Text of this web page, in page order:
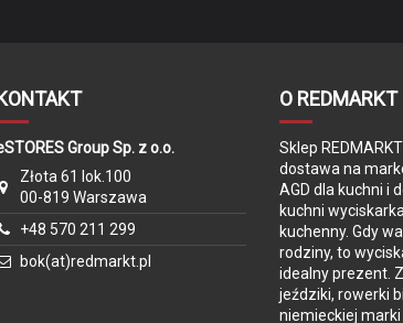
AIR opony pneumatyczne
Tak
Group Sp. z o.o.
Złota 61 lok.100
00-819 Warszawa
+48 570 211 299
bok(at)redmarkt.pl
O REDMARKT
Sklep
dostawa na
AGD dla kuchni i
kuchni
kuchenny. Gdy
rodziny, to
idealny prezent.
jeździki, rowerki
niemieckiej